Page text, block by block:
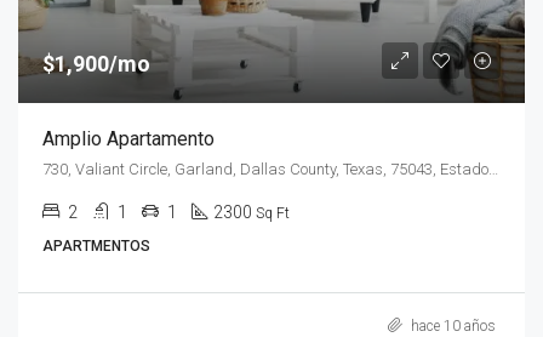
$1,900/mo
Amplio Apartamento
730, Valiant Circle, Garland, Dallas County, Texas, 75043, Estados Unidos de América
2 1 1 2300 Sq Ft
APARTMENTOS
hace 10 años